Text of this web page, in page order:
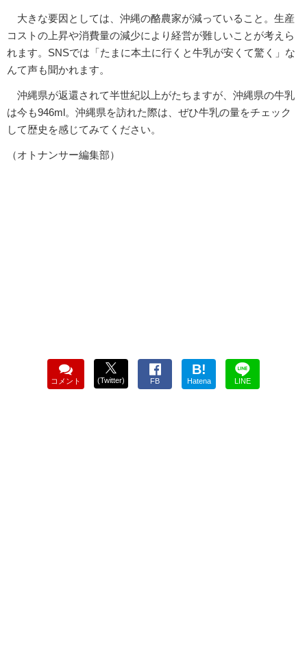
大きな要因としては、沖縄の酪農家が減っていること。生産
コストの上昇や消費量の減少により経営が難しいことが考えら
れます。SNSでは「たまに本土に行くと牛乳が安くて驚く」な
んて声も聞かれます。
沖縄県が返還されて半世紀以上がたちますが、沖縄県の牛乳
は今も946ml。沖縄県を訪れた際は、ぜひ牛乳の量をチェック
して歴史を感じてみてください。
（オトナンサー編集部）
コメント (Twitter) FB
B!
Hatena LINE